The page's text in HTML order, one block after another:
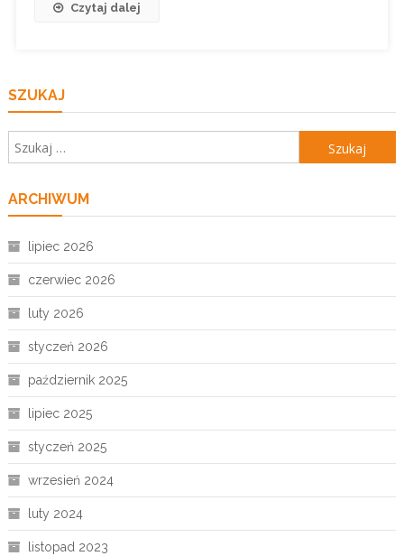
Czytaj dalej
SZUKAJ
Szukaj:
ARCHIWUM
lipiec 2026
czerwiec 2026
luty 2026
styczeń 2026
październik 2025
lipiec 2025
styczeń 2025
wrzesień 2024
luty 2024
listopad 2023